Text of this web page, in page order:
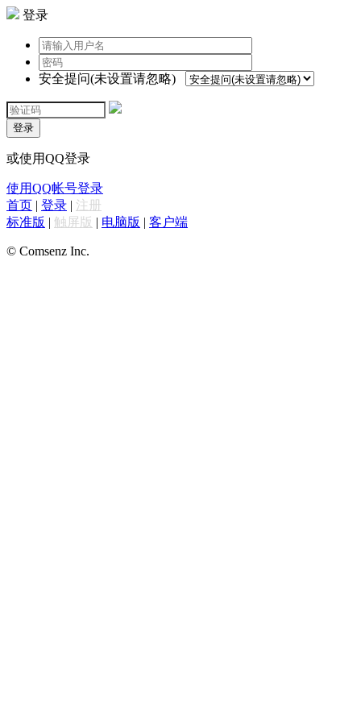
登录
安全提问(未设置请忽略)
登录
或使用QQ登录
使用QQ帐号登录
首页 | 登录 | 注册
标准版 | 触屏版 | 电脑版 | 客户端
© Comsenz Inc.